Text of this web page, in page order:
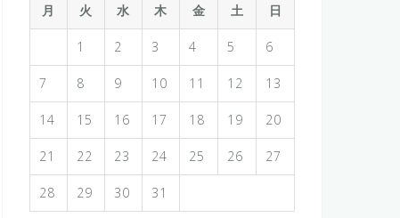
月
火 水 木 金 土 日
1 2 3 4 5 6
7 8 9 10 11 12 13
14 15 16 17 18 19 20
21 22 23 24 25 26 27
28 29 30 31